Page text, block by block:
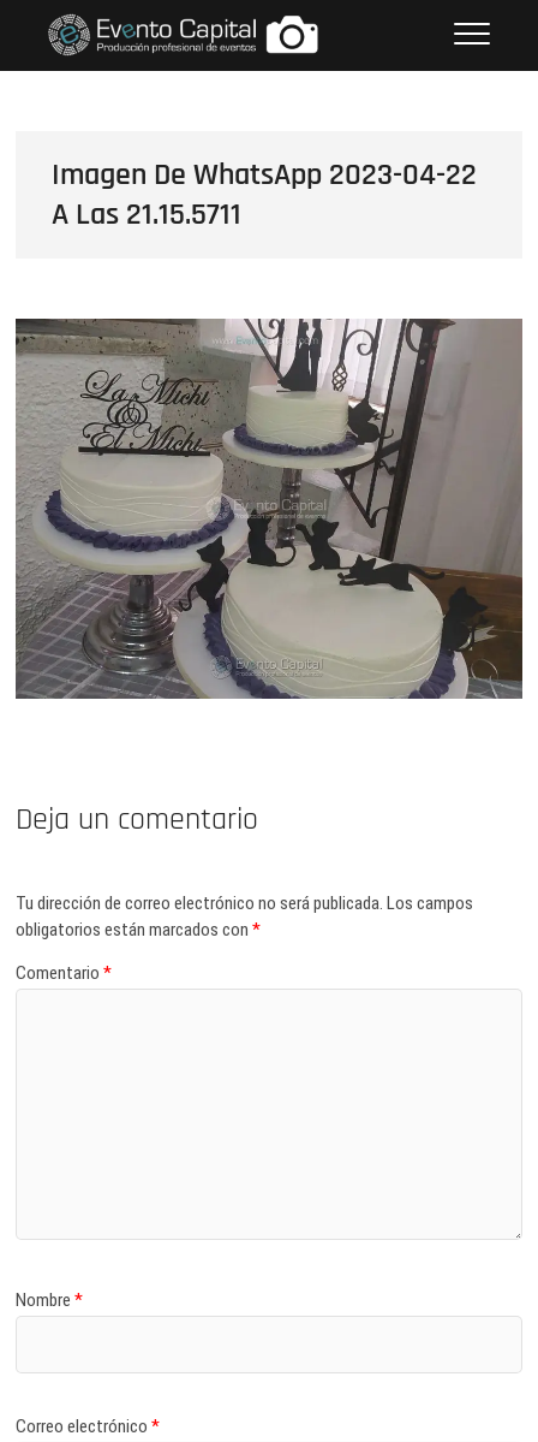
contenido
FOTOS GRUPO EMPRESARIAL
Imagen De WhatsApp 2023-04-22
A Las 21.15.5711
Deja un comentario
Tu dirección de correo electrónico no será publicada. Los campos
obligatorios están marcados con*
Comentario*
Nombre*
Correo electrónico*